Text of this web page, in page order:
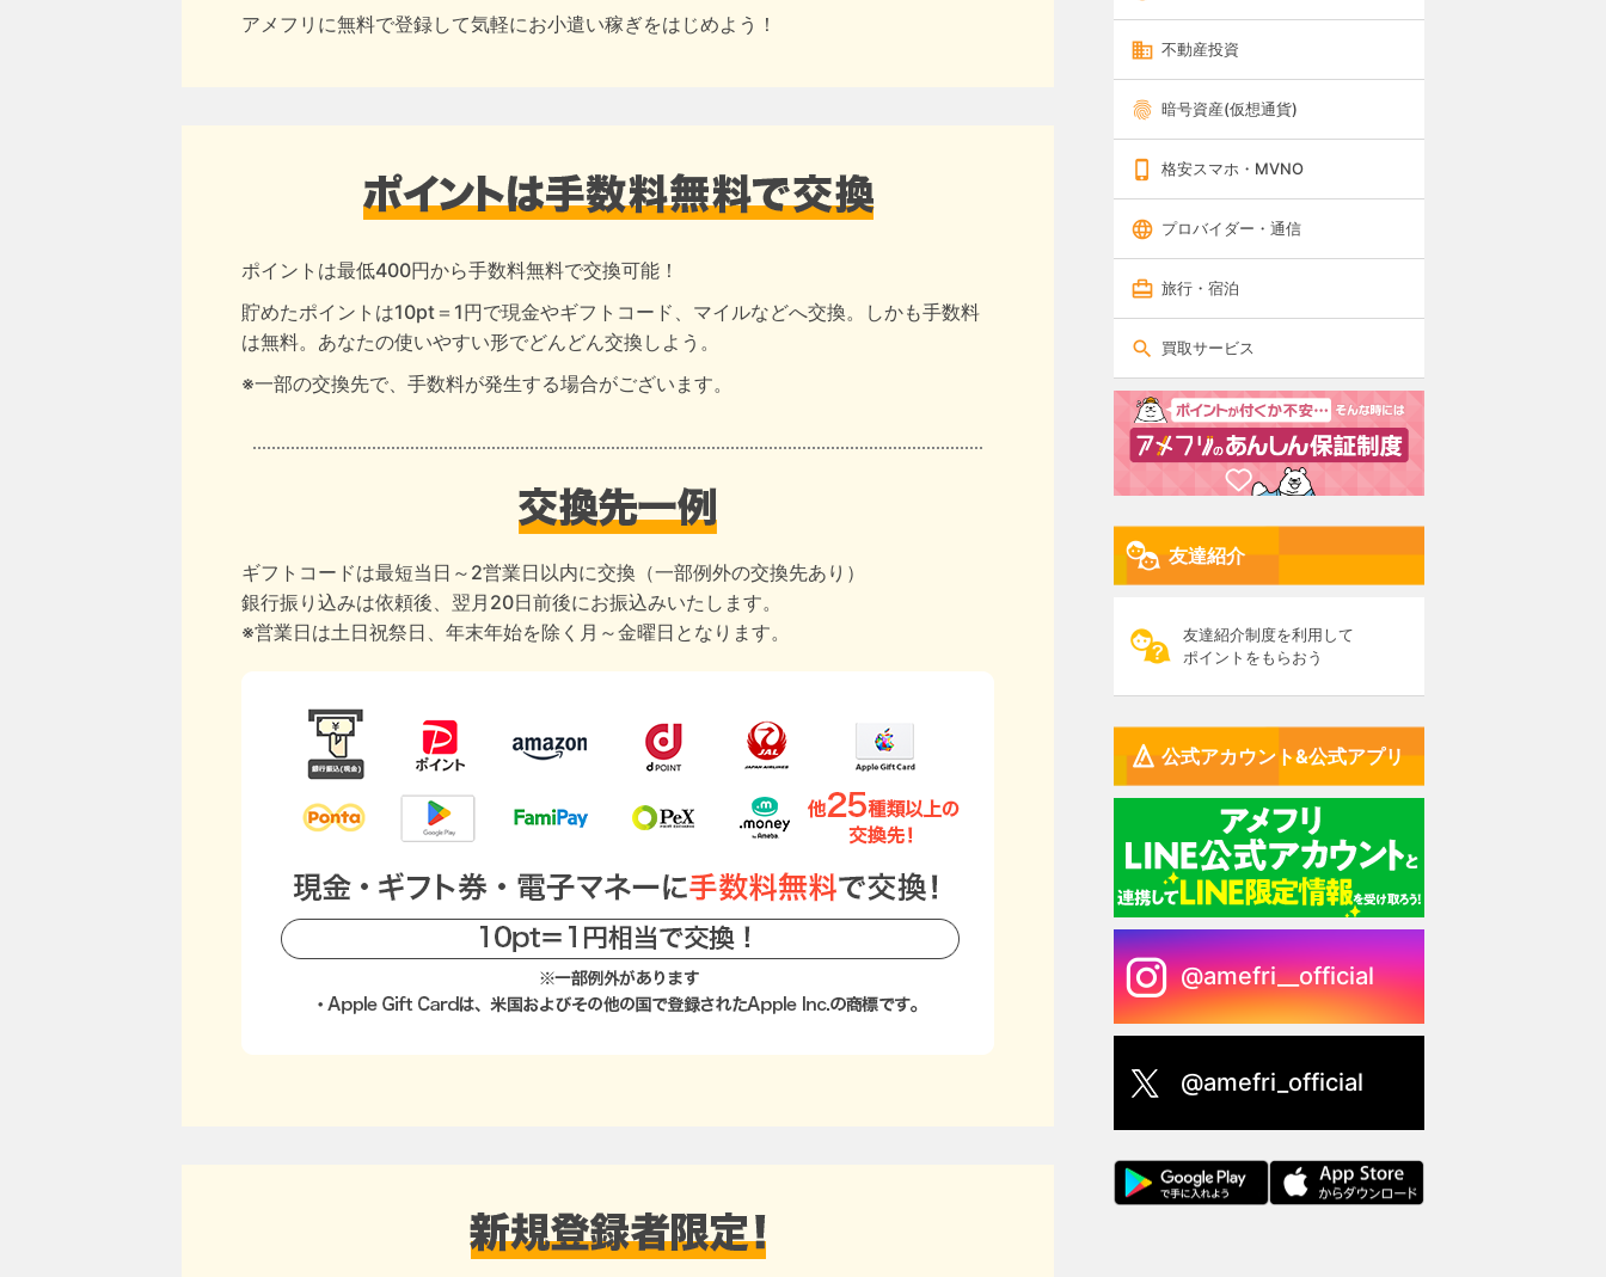
アメフリに無料で登録して気軽にお小遣い稼ぎをはじめよう！
ポイントは最低400円から手数料無料で交換可能！
貯めたポイントは10pt＝1円で現金やギフトコード、マイルなどへ交換。しかも手数料
は無料。あなたの使いやすい形でどんどん交換しよう。
※一部の交換先で、手数料が発生する場合がございます。
ギフトコードは最短当日～2営業日以内に交換（一部例外の交換先あり）
銀行振り込みは依頼後、翌月20日前後にお振込みいたします。
※営業日は土日祝祭日、年末年始を除く月～金曜日となります。
不動産投資
暗号資産(仮想通貨)
格安スマホ・MVNO
プロバイダー・通信
旅行・宿泊
買取サービス
友達紹介
友達紹介制度を利用して
ポイントをもらおう
公式アカウント&公式アプリ
@amefri__official
@amefri_official